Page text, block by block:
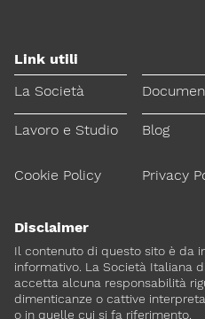
Link utili
La Società
Lavoro e Studio Blog
Cookie Policy Privacy
Disclaimer
Il contenuto di questo sito è da
informativo. La Società Italiana
accetta alcuna responsabilità
dimenticanze o cattive
o in quelle cui si fa riferimento.